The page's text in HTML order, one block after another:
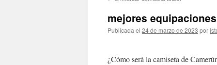
contenido
mejores
Publicada el 24 de marzo de 2023 por
¿Cómo será la camiseta de